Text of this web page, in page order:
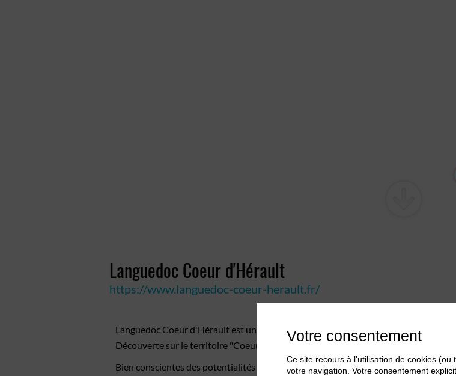
Languedoc Coeur d'Hérault
https://www.languedoc-coeur-herault.fr/
Languedoc Coeur d'Hérault est un site de promotion du label Vignobles et
Découverte sur le territoire "Coeur d'Hérault".
Bien conscientes des potentialités de leurs terroirs, les caves coopératives du
Votre consentement
Ce site recours à l'utilisation de cookies (ou
votre navigation. Votre consentement